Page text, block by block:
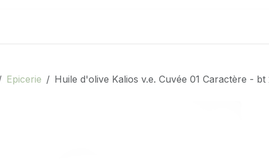
Epicerie Huile d'olive Kalios v.e. Cuvée 01 Caractère - bt